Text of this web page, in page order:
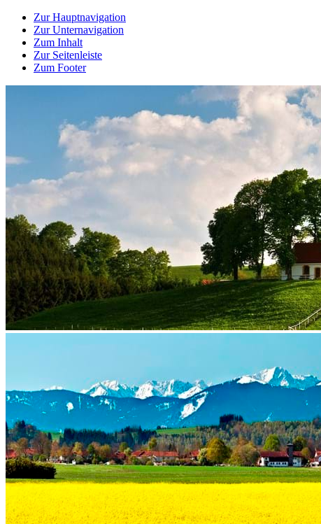
Zur Hauptnavigation
Zur Unternavigation
Zum Inhalt
Zur Seitenleiste
Zum Footer